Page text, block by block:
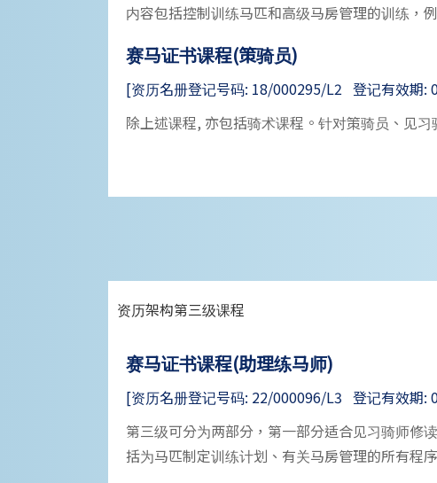
内容包括控制训练马匹和高级马房管理的训练，
赛马证书课程(策骑员)
[资历名册登记号码: 18/000295/L2 登记有效期
除上述课程, 亦包括骑术课程。针对策骑员、见习
资历架构第三级课程
赛马证书课程(助理练马师)
[资历名册登记号码: 22/000096/L3 登记有效期
第三级可分为两部分，第一部分适合见习骑师修
括为马匹制定训练计划、有关马房管理的所有程